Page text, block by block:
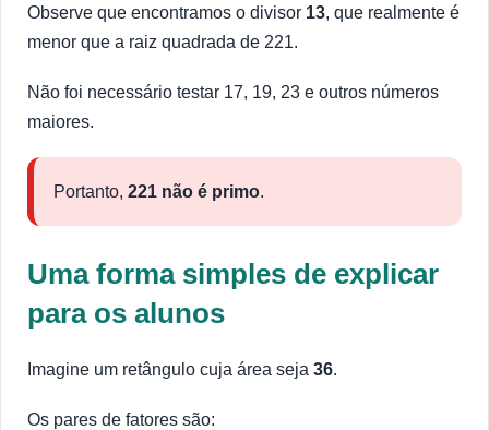
Observe que encontramos o divisor 13, que realmente é
menor que a raiz quadrada de 221.
Não foi necessário testar 17, 19, 23 e outros números
maiores.
Portanto, 221 não é primo.
Uma forma simples de explicar
para os alunos
Imagine um retângulo cuja área seja 36.
Os pares de fatores são: